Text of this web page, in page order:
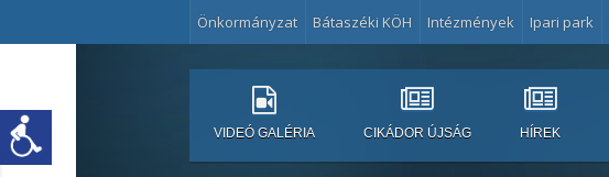
Önkormányzat Bátaszéki KÖH Intézmények Ipari park
VIDEÓ GALÉRIA CIKÁDOR ÚJSÁG HÍREK